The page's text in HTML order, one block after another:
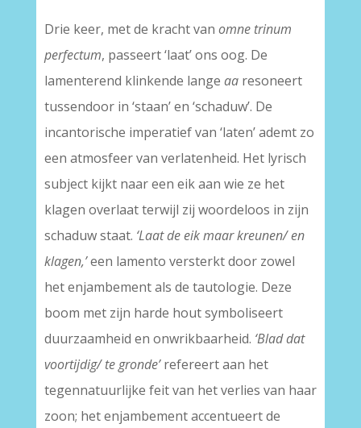
Drie keer, met de kracht van omne trinum
perfectum, passeert ‘laat’ ons oog. De
lamenterend klinkende lange aaresoneert
tussendoor in ‘staan’ en ‘schaduw’. De
incantorische imperatief van ‘laten’ ademt zo
een atmosfeer van verlatenheid. Het lyrisch
subject kijkt naar een eik aan wie ze het
klagen overlaat terwijl zij woordeloos in zijn
schaduw staat. ‘Laat de eik maar kreunen/ en
klagen,’een lamento versterkt door zowel
het enjambement als de tautologie. Deze
boom met zijn harde hout symboliseert
duurzaamheid en onwrikbaarheid. ‘Blad dat
voortijdig/ te gronde’refereert aan het
tegennatuurlijke feit van het verlies van haar
zoon; het enjambement accentueert de